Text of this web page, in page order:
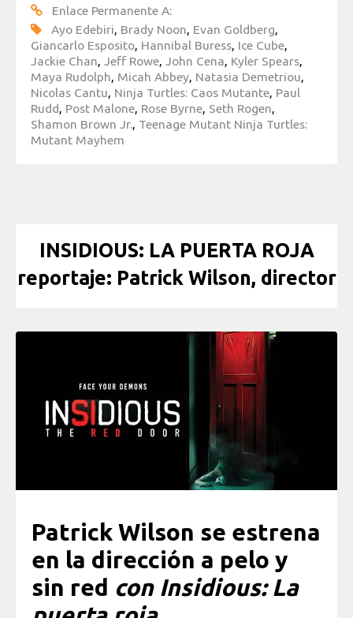
Enlace Permanente A:
Ayo Edebiri, Brady Noon, Evan Goldberg,
Giancarlo Esposito, Hannibal Buress, Ice Cube,
Jackie Chan, Jeff Rowe, John Cena, Kyler Spears,
Maya Rudolph, Micah Abbey, Natasia Demetriou,
Nicolas Cantu, Ninja Turtles: Caos Mutante, Paul
Rudd, Post Malone, Rose Byrne, Seth Rogen,
Shamon Brown Jr., Teenage Mutant Ninja Turtles:
Mutant Mayhem
INSIDIOUS: LA PUERTA ROJA
reportaje: Patrick Wilson, director
Patrick Wilson se estrena
en la dirección a pelo y
sin red con Insidious: La